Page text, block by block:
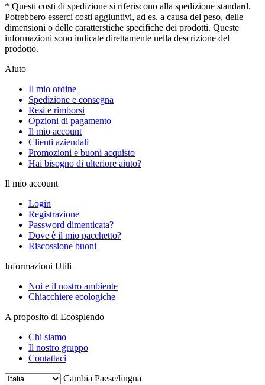
* Questi costi di spedizione si riferiscono alla spedizione standard.
Potrebbero esserci costi aggiuntivi, ad es. a causa del peso, delle
dimensioni o delle caratterstiche specifiche dei prodotti. Queste
informazioni sono indicate direttamente nella descrizione del
prodotto.
Aiuto
Il mio ordine
Spedizione e consegna
Resi e rimborsi
Opzioni di pagamento
Il mio account
Clienti aziendali
Promozioni e buoni acquisto
Hai bisogno di ulteriore aiuto?
Il mio account
Login
Registrazione
Password dimenticata?
Dove è il mio pacchetto?
Riscossione buoni
Informazioni Utili
Noi e il nostro ambiente
Chiacchiere ecologiche
A proposito di Ecosplendo
Chi siamo
Il nostro gruppo
Contattaci
Cambia Paese/lingua